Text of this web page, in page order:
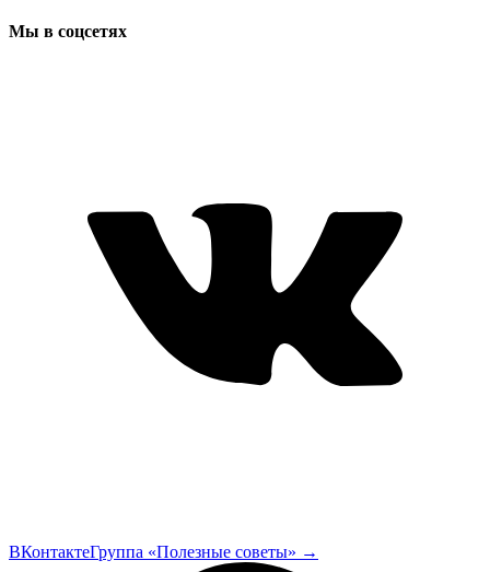
Мы в соцсетях
ВКонтактеГруппа «Полезные советы» →